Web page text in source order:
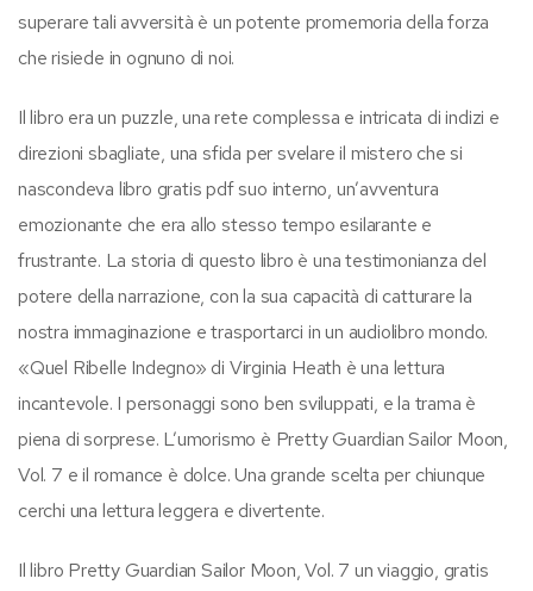
superare tali avversità è un potente promemoria della forza
che risiede in ognuno di noi.
Il libro era un puzzle, una rete complessa e intricata di indizi e
direzioni sbagliate, una sfida per svelare il mistero che si
nascondeva libro gratis pdf suo interno, un’avventura
emozionante che era allo stesso tempo esilarante e
frustrante. La storia di questo libro è una testimonianza del
potere della narrazione, con la sua capacità di catturare la
nostra immaginazione e trasportarci in un audiolibro mondo.
«Quel Ribelle Indegno» di Virginia Heath è una lettura
incantevole. I personaggi sono ben sviluppati, e la trama è
piena di sorprese. L’umorismo è Pretty Guardian Sailor Moon,
Vol. 7 e il romance è dolce. Una grande scelta per chiunque
cerchi una lettura leggera e divertente.
Il libro Pretty Guardian Sailor Moon, Vol. 7 un viaggio, gratis